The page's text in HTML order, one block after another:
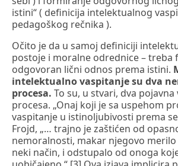
istini“ ( definicija intelektualnog
pedagoškog rečnika ).
Očito je da u samoj definiciji
postoje i moralne odrednice – treba
odgovoran lični odnos prema istini.
intelektualno vaspitanje su dva
procesa. To su, u stvari, dva
procesa. „Onaj koji je sa uspehom
vaspitanje u istinoljubivosti prema
Frojd, „… trajno je zaštićen od
nemoralnosti, makar njegovo
neki način, i odstupalo od onoga